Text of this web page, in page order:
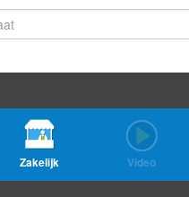
Zakelijk Video